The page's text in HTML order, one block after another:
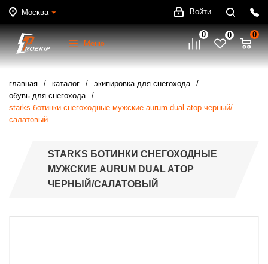
Москва Войти
Меню
0 0 0
главная каталог
экипировка для снегохода
обувь для снегохода
starks ботинки снегоходные мужские aurum dual atop черный/
салатовый
STARKS БОТИНКИ СНЕГОХОДНЫЕ
МУЖСКИЕ AURUM DUAL ATOP
ЧЕРНЫЙ/САЛАТОВЫЙ